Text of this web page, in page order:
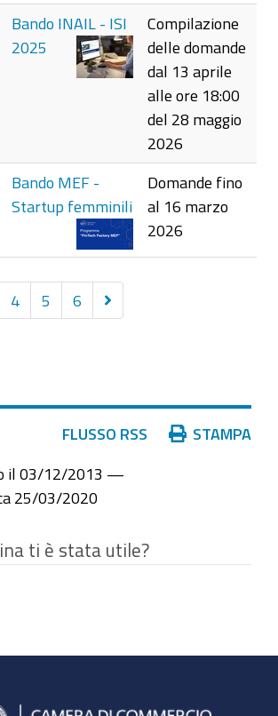
Bando INAIL - ISI
2025
Compilazione
delle domande
dal 13 aprile
alle ore 18:00
del 28 maggio
2026
Bando MEF -
Startup femminili
Domande fino
al 16 marzo
2026
4 5 6
Successivi
30
FLUSSO RSS STAMPA
il 03/12/2013 —
25/03/2020
ti è stata utile?